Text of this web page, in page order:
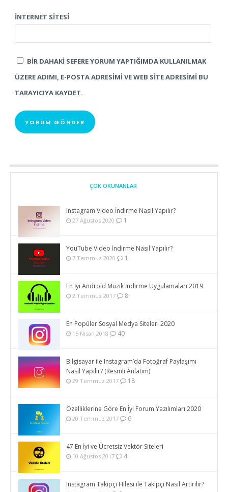
İNTERNET SITESI
BIR DAHAKI SEFERE YORUM YAPTIĞIMDA KULLANILMAK
ÜZERE ADIMI, E-POSTA ADRESIMI VE WEB SITE ADRESIMI BU
TARAYICIYA KAYDET.
ÇOK OKUNANLAR
Instagram Video İndirme Nasıl Yapılır?
27 Ağustos 2020 1
YouTube Video İndirme Nasıl Yapılır?
7 Temmuz 2020 1
En İyi Android Müzik İndirme Uygulamaları 2019
2 Temmuz 2017 8
En Popüler Sosyal Medya Siteleri 2020
15 Nisan 2018 40
Bilgisayar ile Instagram’da Fotoğraf Paylaşımı
Nasıl Yapılır? (Resmli Anlatım)
29 Temmuz 2017 18
Özelliklerine Göre En İyi Forum Yazılımları 2020
20 Temmuz 2017 6
47 En İyi ve Ücretsiz Vektör Siteleri
10 Ağustos 2017 4
Instagram Takipçi Hilesi ile Takipçi Nasıl Artırılır?